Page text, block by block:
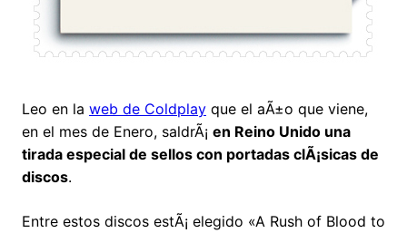
Leo en la web de Coldplay que el aÃ±o que viene,
en el mes de Enero, saldrÃ¡ en Reino Unido una
tirada especial de sellos con portadas clÃ¡sicas de
discos.
Entre estos discos estÃ¡ elegido «A Rush of Blood to